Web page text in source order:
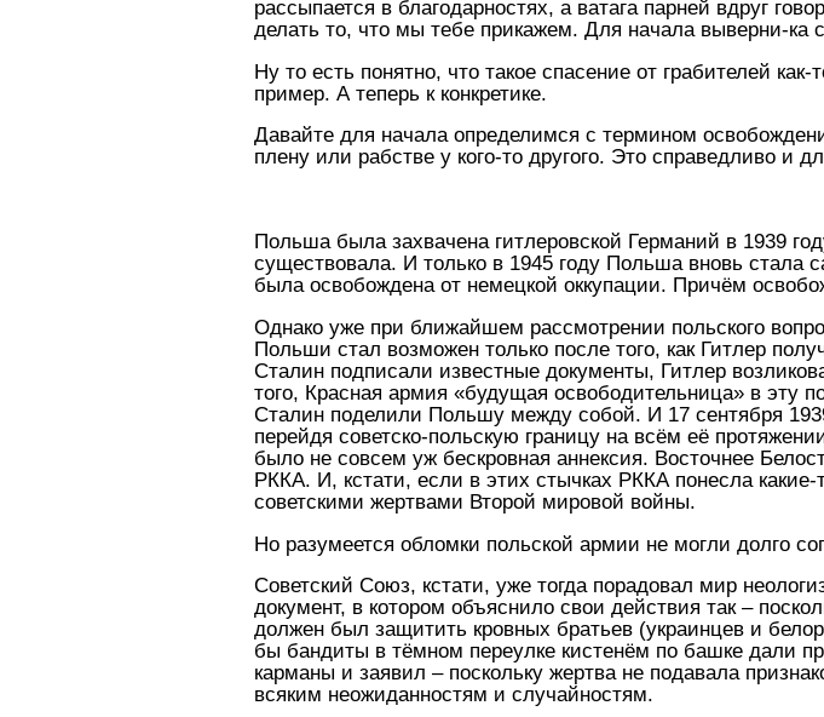
рассыпается в благодарностях, а ватага парней вдруг
делать то, что мы тебе прикажем. Для начала выверни-ка
Ну то есть понятно, что такое спасение от грабителей
пример. А теперь к конкретике.
Давайте для начала определимся с термином
плену или рабстве у кого-то другого. Это справедливо
Польша была захвачена гитлеровской Германий в 1939
существовала. И только в 1945 году Польша вновь
была освобождена от немецкой оккупации. Причём
Однако уже при ближайшем рассмотрении польского
Польши стал возможен только после того, как Гитлер
Сталин подписали известные документы, Гитлер
того, Красная армия «будущая освободительница» в эту
Сталин поделили Польшу между собой. И 17 сентября
перейдя советско-польскую границу на всём её
было не совсем уж бескровная аннексия. Восточнее
РККА. И, кстати, если в этих стычках РККА понесла
советскими жертвами Второй мировой войны.
Но разумеется обломки польской армии не могли долго
Советский Союз, кстати, уже тогда порадовал мир
документ, в котором объяснило свои действия так –
должен был защитить кровных братьев (украинцев и
бы бандиты в тёмном переулке кистенём по башке дали
карманы и заявил – поскольку жертва не подавала
всяким неожиданностям и случайностям.